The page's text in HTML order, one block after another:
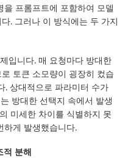
프롬프트에 포함하여 모델
. 그러나 이 방식에는 두 가지
입니다. 매 요청마다 방대한
토큰 소모량이 굉장히 컸습
. 상대적으로 파라미터 수가
방대한 선택지 속에서 발생
미세한 차이를 식별하지 못
하게 발생했습니다.
적 분해